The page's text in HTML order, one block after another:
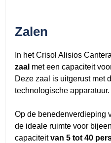
Zalen
In het Crisol Alisios
zaal met een capaciteit
Deze zaal is uitgerust met
technologische apparatuur.
Op de benedenverdieping
de ideale ruimte voor
capaciteitvan 5 tot 40